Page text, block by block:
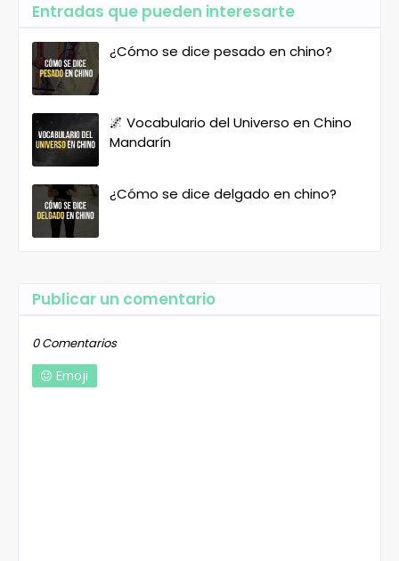
Entradas que pueden interesarte
¿Cómo se dice pesado en chino?
🌌 Vocabulario del Universo en Chino
Mandarín
¿Cómo se dice delgado en chino?
Publicar un comentario
0 Comentarios
Emoji